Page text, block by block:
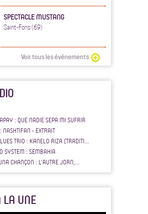
SPECTACLE MUSTANG
Saint-Fons (69)
Voir tous les événements
: QUE NADIE SEPA MI SUFRIR
NASHTIFAN - EXTRAIT
TRIO : KANELO RIZA (TRADITI...
SYSTEM : SEMBAHIA
CHANÇON : L’AUTRE JORN,...
LA UNE